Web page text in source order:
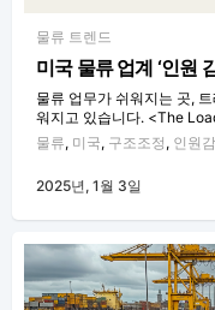
물류 트렌드
미국 물류 업계 ‘인원
물류 업무가 쉬워지는 곳,
워지고 있습니다. <The
물류, 미국, 구조조정 , 인원
2025년, 1월 3일